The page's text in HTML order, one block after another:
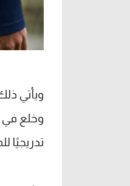
ويأتي
تدريجيًا